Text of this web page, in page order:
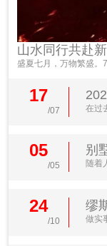
山水同行共赴
盛夏七月，万物繁盛。
17
/07
在过
05
/05
别
随着
24
/10
缪
做实